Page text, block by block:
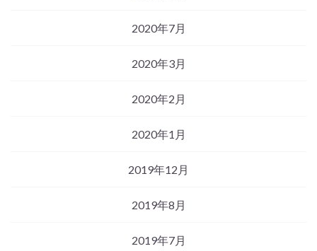
2020年7月
2020年3月
2020年2月
2020年1月
2019年12月
2019年8月
2019年7月